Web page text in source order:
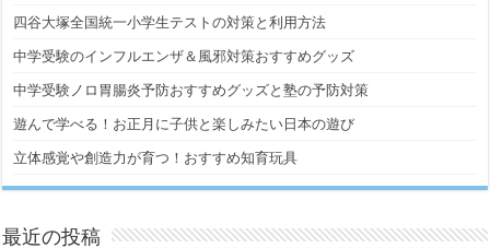
四谷大塚全国統一小学生テストの対策と利用方法
中学受験のインフルエンザ＆風邪対策おすすめグッズ
中学受験ノロ胃腸炎予防おすすめグッズと塾の予防対策
遊んで学べる！お正月に子供と楽しみたい日本の遊び
立体感覚や創造力が育つ！おすすめ知育玩具
最近の投稿